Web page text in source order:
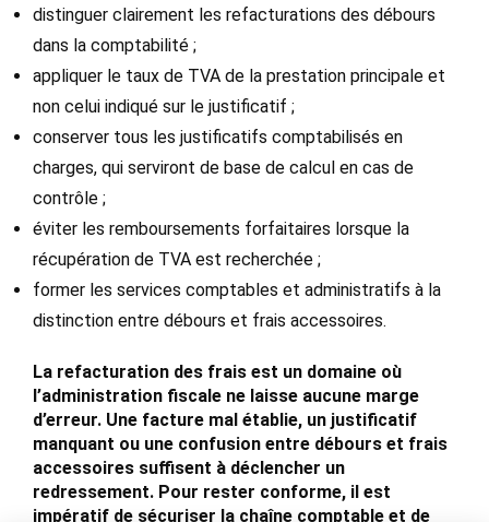
distinguer clairement les refacturations des débours
dans la comptabilité ;
appliquer le taux de TVA de la prestation principale et
non celui indiqué sur le justificatif ;
conserver tous les justificatifs comptabilisés en
charges, qui serviront de base de calcul en cas de
contrôle ;
éviter les remboursements forfaitaires lorsque la
récupération de TVA est recherchée ;
former les services comptables et administratifs à la
distinction entre débours et frais accessoires.
La refacturation des frais est un domaine où
l’administration fiscale ne laisse aucune marge
d’erreur. Une facture mal établie, un justificatif
manquant ou une confusion entre débours et frais
accessoires suffisent à déclencher un
redressement. Pour rester conforme, il est
impératif de sécuriser la chaîne comptable et de